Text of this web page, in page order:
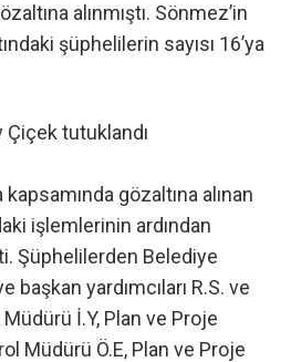
alınmıştı. Sönmez’in
şüphelilerin sayısı 16’ya
Çiçek tutuklandı
gözaltına alınan
işlemlerinin ardından
Şüphelilerden Belediye
başkan yardımcıları R.S. ve
İ.Y, Plan ve Proje
Müdürü Ö.E, Plan ve Proje